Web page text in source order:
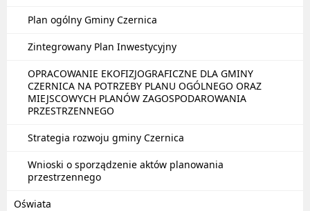
Plan ogólny Gminy Czernica
Zintegrowany Plan Inwestycyjny
OPRACOWANIE EKOFIZJOGRAFICZNE DLA GMINY
CZERNICA NA POTRZEBY PLANU OGÓLNEGO ORAZ
MIEJSCOWYCH PLANÓW ZAGOSPODAROWANIA
PRZESTRZENNEGO
Strategia rozwoju gminy Czernica
Wnioski o sporządzenie aktów planowania
przestrzennego
Oświata